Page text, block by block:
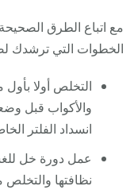
مع اتباع الطرق
الخطوات التي ترشدك
التخلص أولا
والأكواب قبل
انسداد الفلتر
عمل دورة خل
نظافتها والتخلص